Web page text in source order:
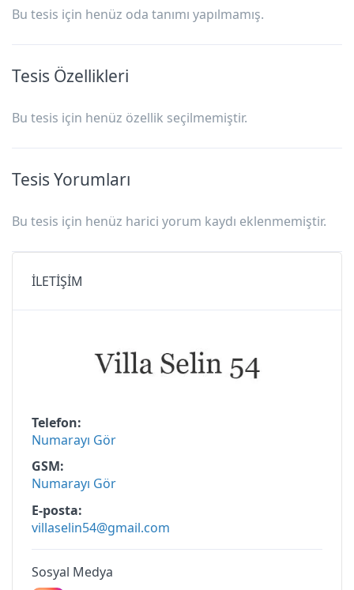
Bu tesis için henüz oda tanımı yapılmamış.
Tesis Özellikleri
Bu tesis için henüz özellik seçilmemiştir.
Tesis Yorumları
Bu tesis için henüz harici yorum kaydı eklenmemiştir.
İLETİŞİM
Telefon
Numarayı Gör
GSM
Numarayı Gör
E-posta
villaselin54@gmail.com
Sosyal Medya